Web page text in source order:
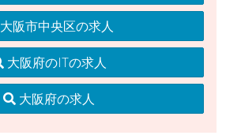
大阪市中央区の求人
大阪府のITの求人
大阪府の求人